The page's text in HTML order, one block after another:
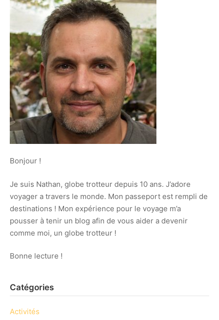
Bonjour !
Je suis Nathan, globe trotteur depuis 10 ans. J’adore
voyager a travers le monde. Mon passeport est rempli de
destinations ! Mon expérience pour le voyage m’a
pousser à tenir un blog afin de vous aider a devenir
comme moi, un globe trotteur !
Bonne lecture !
Catégories
Activités